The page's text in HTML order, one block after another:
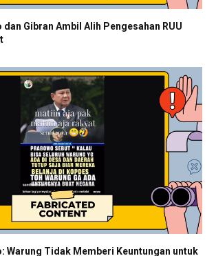
dan Gibran Ambil Alih Pengesahan RUU
Warung Tidak Memberi Keuntungan untuk